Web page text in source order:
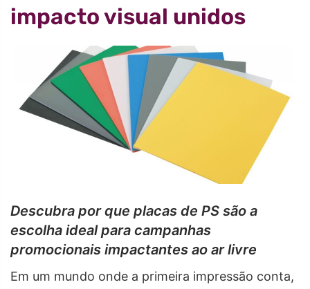
impacto visual unidos
Descubra por que placas de PS são a
escolha ideal para campanhas
promocionais impactantes ao ar livre
Em um mundo onde a primeira impressão conta,